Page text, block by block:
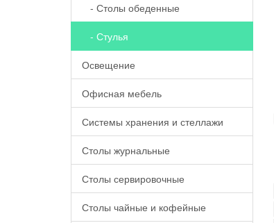
- Столы обеденные
- Стулья
Освещение
Офисная мебель
Системы хранения и стеллажи
Столы журнальные
Столы сервировочные
Столы чайные и кофейные